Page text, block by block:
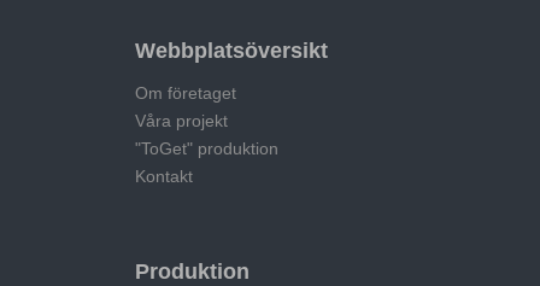
Webbplatsöversikt
Om företaget
Våra projekt
"ToGet" produktion
Kontakt
Produktion